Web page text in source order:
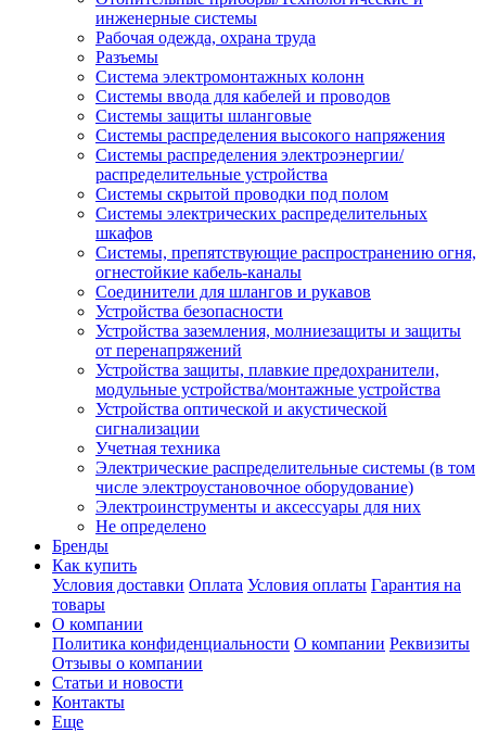
инженерные системы
Рабочая одежда, охрана труда
Разъемы
Система электромонтажных колонн
Системы ввода для кабелей и проводов
Системы защиты шланговые
Системы распределения высокого напряжения
Системы распределения электроэнергии/
распределительные устройства
Системы скрытой проводки под полом
Системы электрических распределительных
шкафов
Системы, препятствующие распространению огня,
огнестойкие кабель-каналы
Соединители для шлангов и рукавов
Устройства безопасности
Устройства заземления, молниезащиты и защиты
от перенапряжений
Устройства защиты, плавкие предохранители,
модульные устройства/монтажные устройства
Устройства оптической и акустической
сигнализации
Учетная техника
Электрические распределительные системы (в том
числе электроустановочное оборудование)
Электроинструменты и аксессуары для них
Не определено
Бренды
Как купить
Условия доставки Оплата Условия оплаты Гарантия на
товары
О компании
Политика конфиденциальности О компании Реквизиты
Отзывы о компании
Статьи и новости
Контакты
Еще